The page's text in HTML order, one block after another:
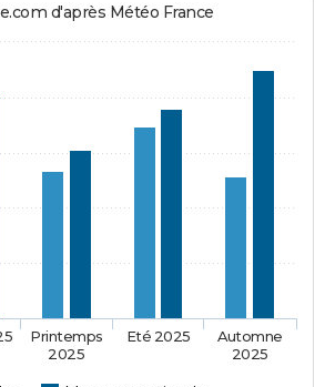
d'après Météo France
Printemps
2025
Eté 2025
Automne
2025